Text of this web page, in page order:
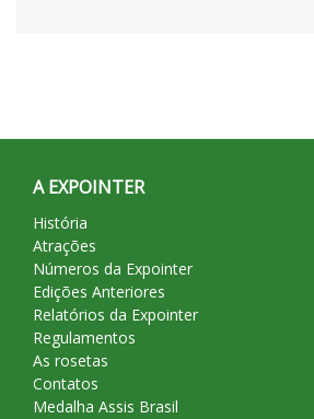
A EXPOINTER
História
Atrações
Números da Expointer
Edições Anteriores
Relatórios da Expointer
Regulamentos
As rosetas
Contatos
Medalha Assis Brasil